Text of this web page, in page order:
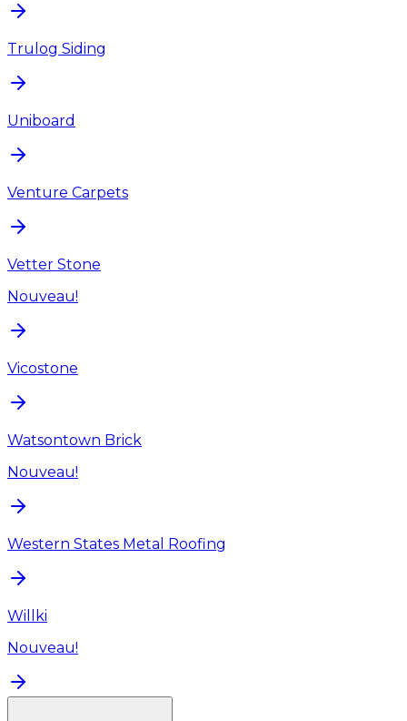
Trulog Siding
Uniboard
Venture Carpets
Vetter Stone
Nouveau!
Vicostone
Watsontown Brick
Nouveau!
Western States Metal Roofing
Willki
Nouveau!